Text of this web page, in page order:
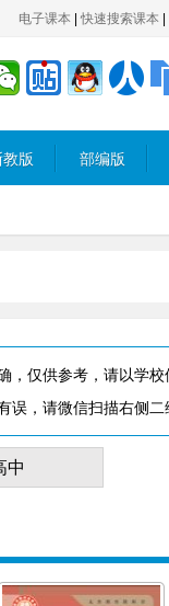
电子课本 快速搜索课本
教版 部编版
仅供参考，请以学校
，请微信扫描右侧二
中